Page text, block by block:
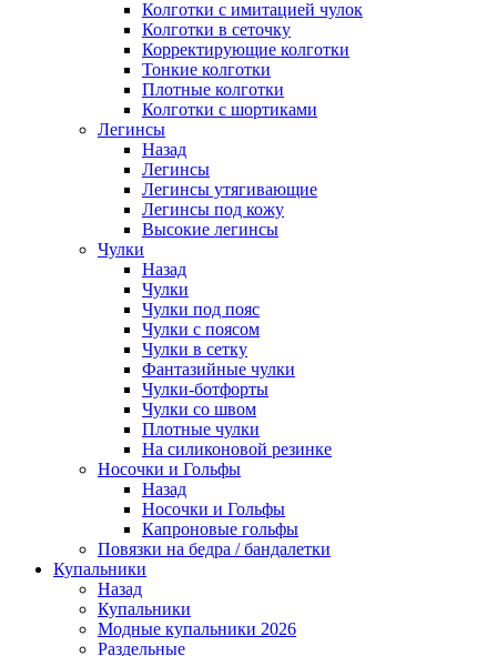
Колготки с имитацией чулок
Колготки в сеточку
Корректирующие колготки
Тонкие колготки
Плотные колготки
Колготки с шортиками
Легинсы
Назад
Легинсы
Легинсы утягивающие
Легинсы под кожу
Высокие легинсы
Чулки
Назад
Чулки
Чулки под пояс
Чулки с поясом
Чулки в сетку
Фантазийные чулки
Чулки-ботфорты
Чулки со швом
Плотные чулки
На силиконовой резинке
Носочки и Гольфы
Назад
Носочки и Гольфы
Капроновые гольфы
Повязки на бедра / бандалетки
Купальники
Назад
Купальники
Модные купальники 2026
Раздельные